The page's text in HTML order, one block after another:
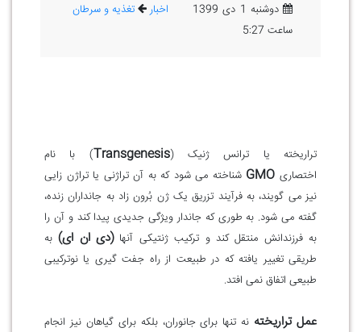
دوشنبه 1 دی 1399
ساعت 5:27
اخبار تغذیه و سرطان
تراریخته یا ترانس ژنیک (
Transgenesis
)
با نام
اختصاری GMO شناخته می شود که به آن تراژنی یا تراژن زایی
نیز می گویند، به فرآیند تزریق یک ژن بُرون زاد به جانداران زنده،
گفته می شود. به طوری که جاندار ویژگی جدیدی پیدا کند و آن را
به فرزندانش منتقل کند و ترکیب ژنتیکی آنها(دی ان ای)به
طریقی تغییر یافته که در طبیعت از راه جفت گیری یا نوترکیبی
طبیعی اتفاق نمی افتد.
عمل تراریخته نه تنها برای جانوران، بلکه برای گیاهان نیز انجام